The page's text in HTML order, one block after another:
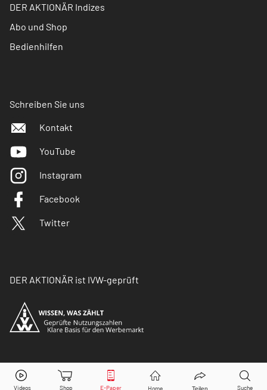
DER AKTIONÄR Indizes
Abo und Shop
Bedienhilfen
Schreiben Sie uns
Kontakt
YouTube
Instagram
Facebook
Twitter
DER AKTIONÄR ist IVW-geprüft
© Copyright 2026 Börsenmedien AG. Alle Rechte